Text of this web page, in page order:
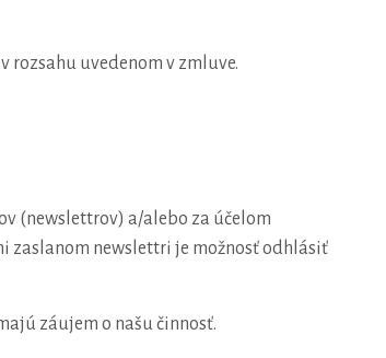
rozsahu uvedenom v zmluve.
(newslettrov) a/alebo za účelom
zaslanom newslettri je možnosť odhlásiť
záujem o našu činnosť.